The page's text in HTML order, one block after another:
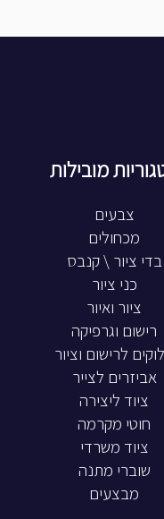
מובילות
צבעים
מכחולים
בדי ציור \ קנבס
כני ציור
ציור ואיור
רישום וגרפיקה
לרישום וציור
אביזרים לצייר
ציוד ליצירה
חוטי מקרמה
ציוד משרדי
שוברי מתנה
מבצעים